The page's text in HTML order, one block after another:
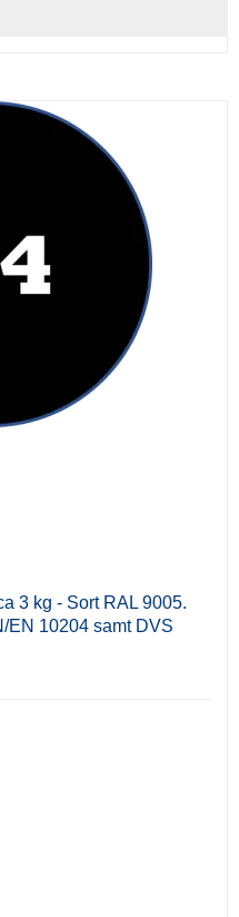
3 kg - Sort RAL 9005.
EN 10204 samt DVS